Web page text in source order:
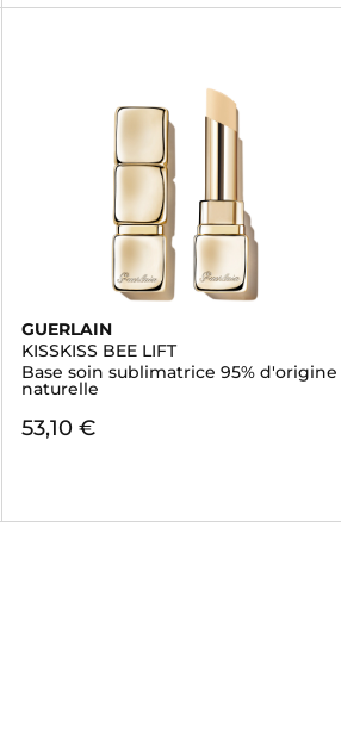
GUERLAIN
KISSKISS BEE LIFT
Base soin sublimatrice 95% d'origine
naturelle
53,10 €